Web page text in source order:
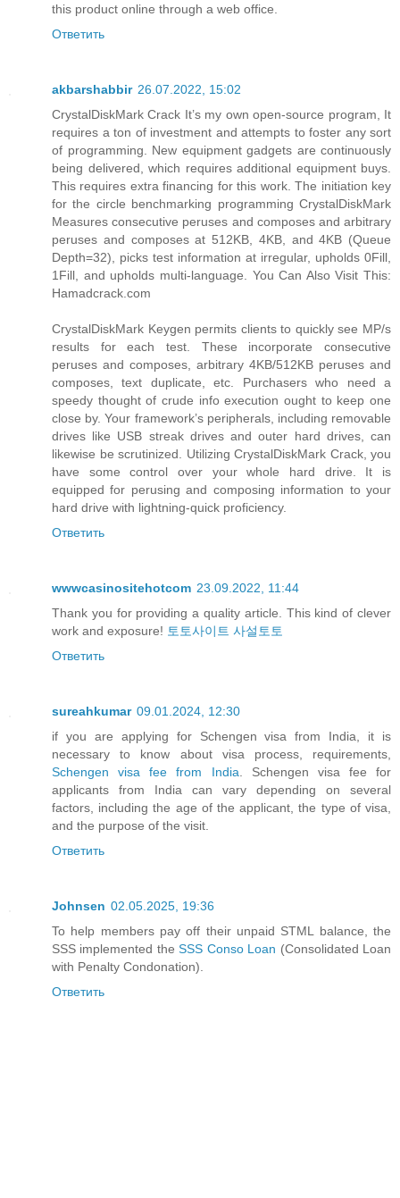
this product online through a web office.
Ответить
akbarshabbir 26.07.2022, 15:02
CrystalDiskMark Crack It’s my own open-source program, It
requires a ton of investment and attempts to foster any sort
of programming. New equipment gadgets are continuously
being delivered, which requires additional equipment buys.
This requires extra financing for this work. The initiation key
for the circle benchmarking programming CrystalDiskMark
Measures consecutive peruses and composes and arbitrary
peruses and composes at 512KB, 4KB, and 4KB (Queue
Depth=32), picks test information at irregular, upholds 0Fill,
1Fill, and upholds multi-language. You Can Also Visit This:
Hamadcrack.com
CrystalDiskMark Keygen permits clients to quickly see MP/s
results for each test. These incorporate consecutive
peruses and composes, arbitrary 4KB/512KB peruses and
composes, text duplicate, etc. Purchasers who need a
speedy thought of crude info execution ought to keep one
close by. Your framework’s peripherals, including removable
drives like USB streak drives and outer hard drives, can
likewise be scrutinized. Utilizing CrystalDiskMark Crack, you
have some control over your whole hard drive. It is
equipped for perusing and composing information to your
hard drive with lightning-quick proficiency.
Ответить
wwwcasinositehotcom 23.09.2022, 11:44
Thank you for providing a quality article. This kind of clever
work and exposure! 토토사이트 사설토토
Ответить
sureahkumar 09.01.2024, 12:30
if you are applying for Schengen visa from India, it is
necessary to know about visa process, requirements,
Schengen visa fee from India . Schengen visa fee for
applicants from India can vary depending on several
factors, including the age of the applicant, the type of visa,
and the purpose of the visit.
Ответить
Johnsen 02.05.2025, 19:36
To help members pay off their unpaid STML balance, the
SSS implemented theSSS Conso Loan (Consolidated Loan
with Penalty Condonation).
Ответить